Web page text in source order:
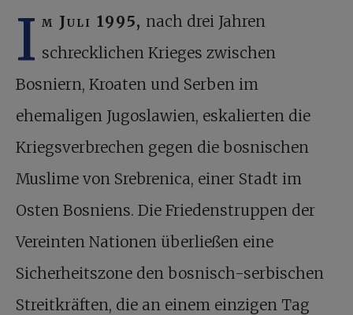
I m Juli 1995, nach drei Jahren
schrecklichen Krieges zwischen
Bosniern, Kroaten und Serben im
ehemaligen Jugoslawien, eskalierten die
Kriegsverbrechen gegen die bosnischen
Muslime von Srebrenica, einer Stadt im
Osten Bosniens. Die Friedenstruppen der
Vereinten Nationen überließen eine
Sicherheitszone den bosnisch-serbischen
Streitkräften, die an einem einzigen Tag